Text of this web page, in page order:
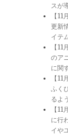
スが
【
更新
イテ
【
のア
に関
【
ふく
るよ
【
に行
イや